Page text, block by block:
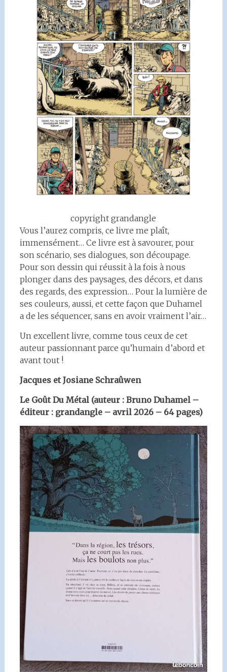
copyright grandangle
Vous l’aurez compris, ce livre me plaît,
immensément… Ce livre est à savourer, pour
son scénario, ses dialogues, son découpage.
Pour son dessin qui réussit à la fois à nous
plonger dans des paysages, des décors, et dans
des regards, des expression… Pour la lumière de
ses couleurs, aussi, et cette façon que Duhamel
a de les séquencer, sans en avoir vraiment l’air…
Un excellent livre, comme tous ceux de cet
auteur passionnant parce qu’humain d’abord et
avant tout !
Jacques et Josiane Schraûwen
Le Goût Du Métal (auteur : Bruno Duhamel –
éditeur : grandangle – avril 2026 – 64 pages)